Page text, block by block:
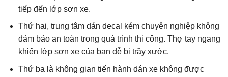
tiếp đến lớp sơn xe.
Thứ hai, trung tâm dán decal kém chuyên nghiệp không
đảm bảo an toàn trong quá trình thi công. Thợ tay ngang
khiến lớp sơn xe của bạn dễ bị trầy xước.
Thứ ba là không gian tiến hành dán xe không được